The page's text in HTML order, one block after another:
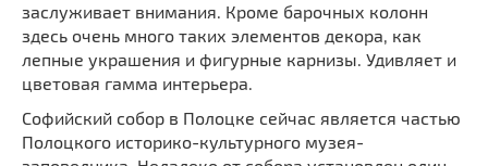
заслуживает внимания. Кроме барочных колонн
здесь очень много таких элементов декора, как
лепные украшения и фигурные карнизы. Удивляет и
цветовая гамма интерьера.
Софийский собор в Полоцке сейчас является частью
Полоцкого историко-культурного музея-